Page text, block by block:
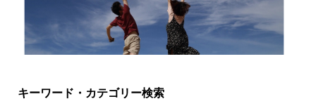
キーワード・カテゴリー検索